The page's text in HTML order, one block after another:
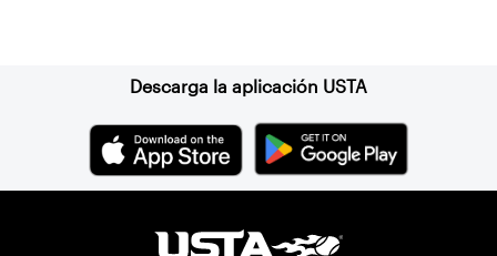
Descarga la aplicación USTA